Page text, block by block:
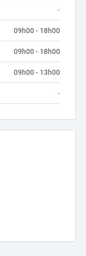
-
09h00 - 18h00
09h00 - 18h00
09h00 - 13h00
-